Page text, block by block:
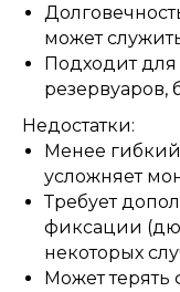
может
Подходит для
резервуаров,
Недостатки:
Менее
усложняет
Требует
фиксации
некоторых
Может